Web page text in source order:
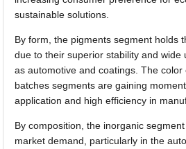
sustainable solutions.
By form, the pigments segment holds
due to their superior stability and wide
as automotive and coatings. The
batches segments are gaining
application and high efficiency in
By composition, the inorganic
market demand, particularly in the